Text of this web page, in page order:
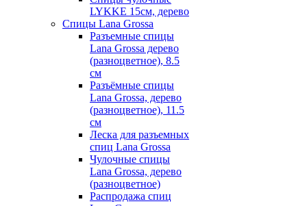
LYKKE 15см, дерево
Спицы Lana Grossa
Разъемные спицы
Lana Grossa дерево
(разноцветное), 8.5
см
Разъёмные спицы
Lana Grossa, дерево
(разноцветное), 11.5
см
Леска для разъемных
спиц Lana Grossa
Чулочные спицы
Lana Grossa, дерево
(разноцветное)
Распродажа спиц